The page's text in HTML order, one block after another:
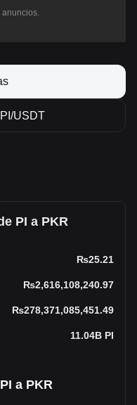
USDT
PI a PKR
₨25.21
₨2,616,108,240.97
₨278,371,085,451.49
11.04B PI
a PKR